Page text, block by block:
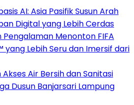
AI: Asia Pasifik Susun Arah
Digital yang Lebih Cerdas
Pengalaman Menonton FIFA
yang Lebih Seru dan Imersif dari
Air Bersih dan Sanitasi
Dusun Banjarsari Lampung